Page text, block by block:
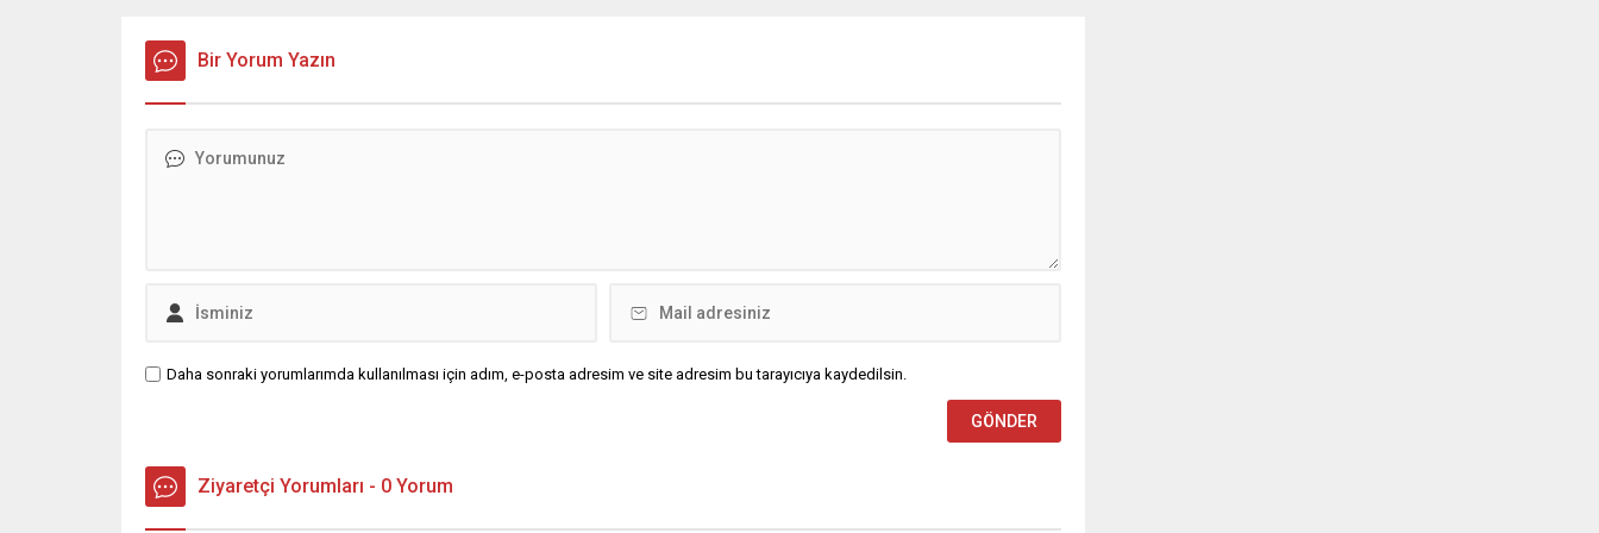
Bir Yorum Yazın
Daha sonraki yorumlarımda kullanılması için adım, e-posta adresim ve site adresim bu tarayıcıya kaydedilsin.
Ziyaretçi Yorumları - 0 Yorum